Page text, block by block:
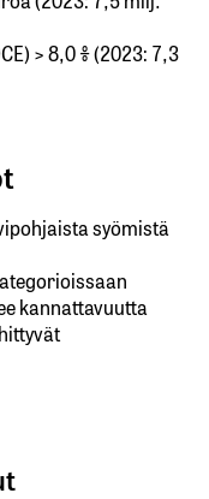
> 8,0 % (2023: 7,3
syömistä
kannattavuutta